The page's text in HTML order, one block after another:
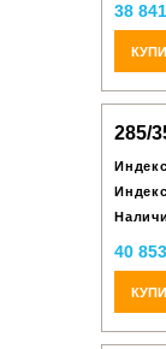
38
285/
40